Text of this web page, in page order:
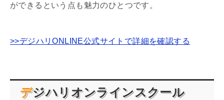
ができるという点も魅力のひとつです。
>>デジハリONLINE公式サイトで詳細を確認する
デジハリオンラインスクール